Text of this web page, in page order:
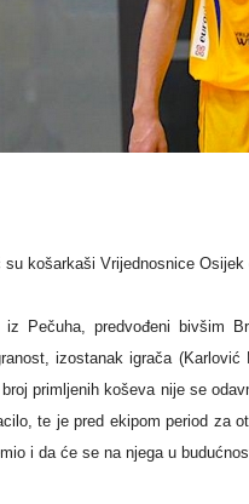
su košarkaši Vrijednosnice
iz Pečuha, predvođeni bivšim
izostanak igrača
primljenih koševa nije se
te je pred ekipom period za
i da će se na njega u